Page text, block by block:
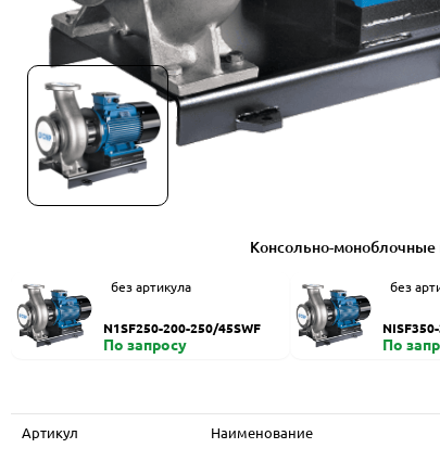
Консольно-моноблочные
без артикула
N1SF250-200-250/45SWF
По запросу
без
По
Артикул Наименование